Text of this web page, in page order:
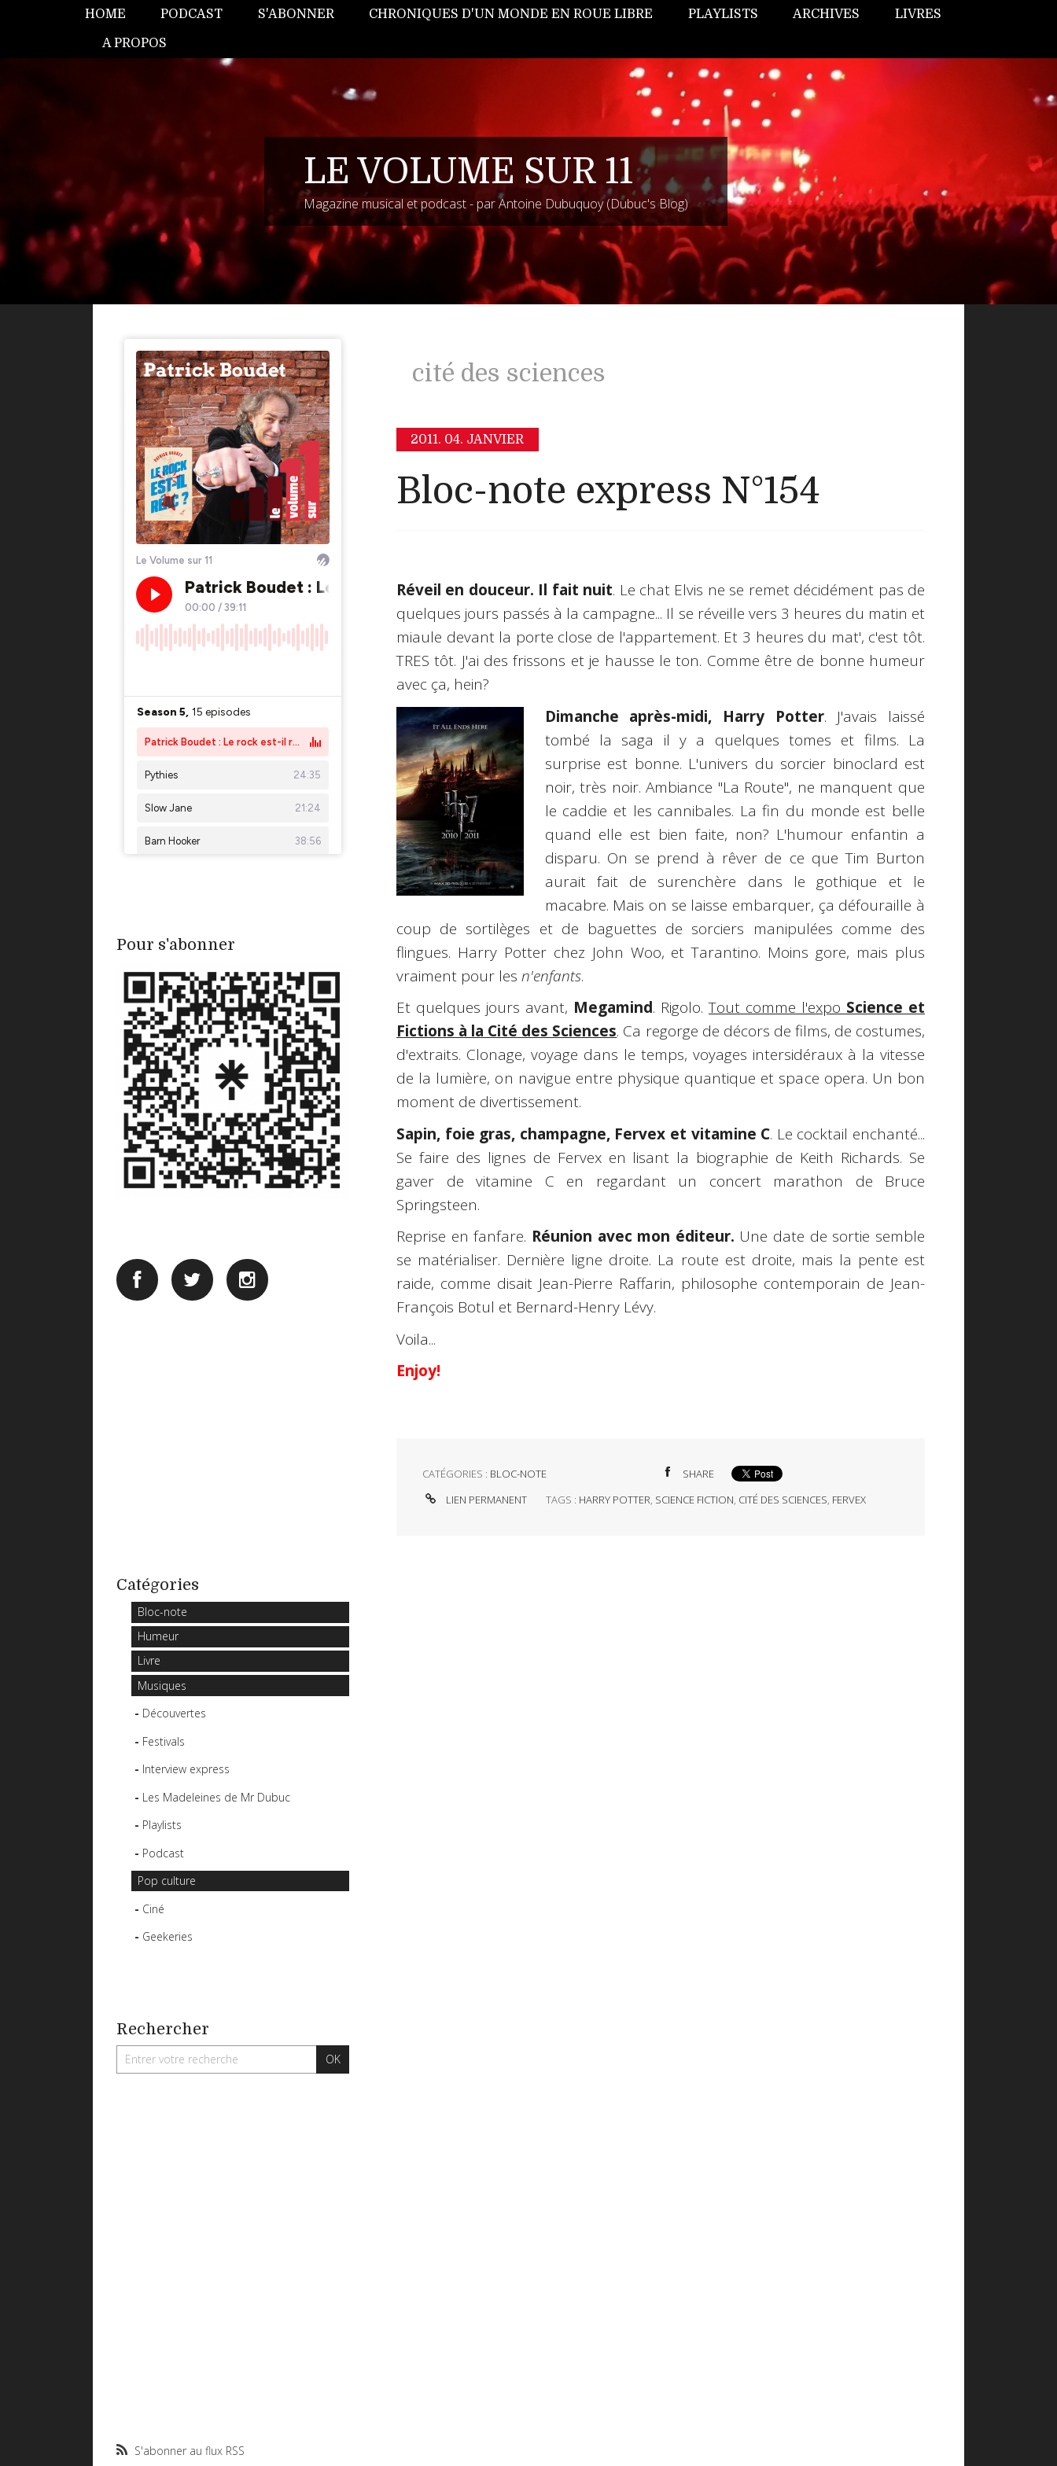
HOME PODCAST S'ABONNER CHRONIQUES D'UN MONDE EN ROUE LIBRE PLAYLISTS ARCHIVES LIVRES
A PROPOS
LE VOLUME SUR 11
Magazine musical et podcast - par Antoine Dubuquoy (Dubuc's Blog)
Pour s'abonner
Catégories
Bloc-note
Humeur
Livre
Musiques
Découvertes
Festivals
Interview express
Les Madeleines de Mr Dubuc
Playlists
Podcast
Pop culture
Ciné
Geekeries
Rechercher
S'abonner au flux RSS
cité des sciences
2011. 04. JANVIER
Bloc-note express N°154
Réveil en douceur. Il fait nuit. Le chat Elvis ne se remet décidément pas de
quelques jours passés à la campagne... Il se réveille vers 3 heures du matin et
miaule devant la porte close de l'appartement. Et 3 heures du mat', c'est tôt.
TRES tôt. J'ai des frissons et je hausse le ton. Comme être de bonne humeur
avec ça, hein?
Dimanche après-midi, Harry Potter. J'avais laissé
tombé la saga il y a quelques tomes et films. La
surprise est bonne. L'univers du sorcier binoclard est
noir, très noir. Ambiance "La Route", ne manquent que
le caddie et les cannibales. La fin du monde est belle
quand elle est bien faite, non? L'humour enfantin a
disparu. On se prend à rêver de ce que Tim Burton
aurait fait de surenchère dans le gothique et le
macabre. Mais on se laisse embarquer, ça défouraille à
coup de sortilèges et de baguettes de sorciers manipulées comme des
flingues. Harry Potter chez John Woo, et Tarantino. Moins gore, mais plus
vraiment pour les n'enfants.
Et quelques jours avant, Megamind. Rigolo.Tout comme l'expo Science et
Fictions à la Cité des Sciences. Ca regorge de décors de films, de costumes,
d'extraits. Clonage, voyage dans le temps, voyages intersidéraux à la vitesse
de la lumière, on navigue entre physique quantique et space opera. Un bon
moment de divertissement.
Sapin, foie gras, champagne, Fervex et vitamine C. Le cocktail enchanté...
Se faire des lignes de Fervex en lisant la biographie de Keith Richards. Se
gaver de vitamine C en regardant un concert marathon de Bruce
Springsteen.
Reprise en fanfare. Réunion avec mon éditeur. Une date de sortie semble
se matérialiser. Dernière ligne droite. La route est droite, mais la pente est
raide, comme disait Jean-Pierre Raffarin, philosophe contemporain de Jean-
François Botul et Bernard-Henry Lévy.
Voila...
Enjoy!
CATÉGORIES : BLOC-NOTE
SHARE
LIEN PERMANENT
TAGS : HARRY POTTER, SCIENCE FICTION, CITÉ DES SCIENCES, FERVEX